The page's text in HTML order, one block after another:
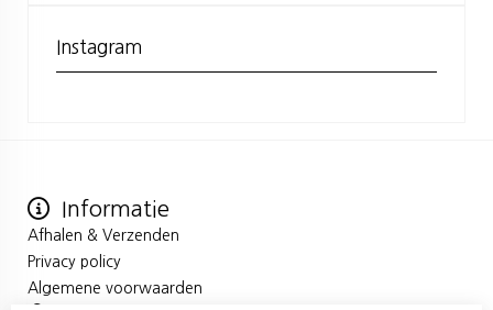
Instagram
Informatie
Afhalen & Verzenden
Privacy policy
Algemene voorwaarden